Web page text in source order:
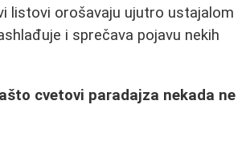
listovi orošavaju ujutro ustajalom
i sprečava pojavu nekih
cvetovi paradajza nekada ne